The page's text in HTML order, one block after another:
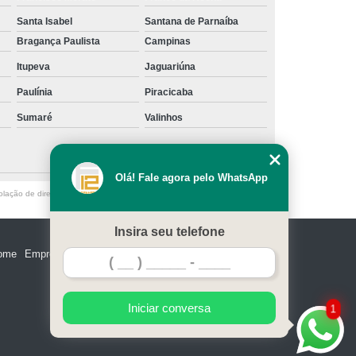
de Fachada Predial
Lavagem Fachada
Lavagem para Fachada
Lavagem para Fachada Predial
Limpeza de Fachada
Limpeza da Fachada
de Fachada com Hidrojateamento
Limpeza de Fachada de Vidro
Limpeza de Revestimentos de Fachada
de Vidro
Limpeza Fachada Prédio
Limpeza de Terreno Agrícola
Limpeza de Terreno com Escavação
Limpeza de Terreno com Roçadeira
Limpeza de Terreno para Construção
Santa Isabel
Santana de Parnaíba
Bragança Paulista Campinas
Itupeva Jaguariúna
Paulínia Piracicaba
Sumaré Valinhos
de direito autoral – artigo 184 do Código Penal –
Empresa Serviços
1
Olá! Fale agora pelo WhatsApp
Insira seu telefone
Iniciar conversa